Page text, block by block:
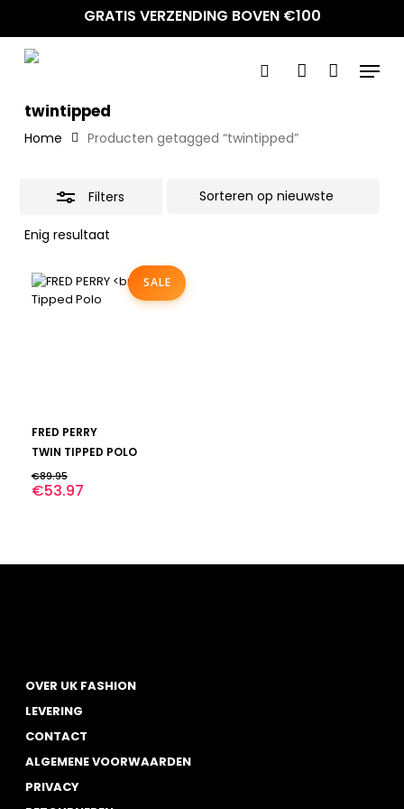
content
GRATIS VERZENDING BOVEN €100
search account
Menu
twintipped
Home Producten getagged “twintipped”
Filters
Enig resultaat
Close
SALE
BEKIJK
product
heeft
meerdere
variaties.
gekozen
FRED PERRY
TWIN TIPPED POLO
€89.95
€53.97
OVER UK FASHION
LEVERING
CONTACT
ALGEMENE VOORWAARDEN
PRIVACY